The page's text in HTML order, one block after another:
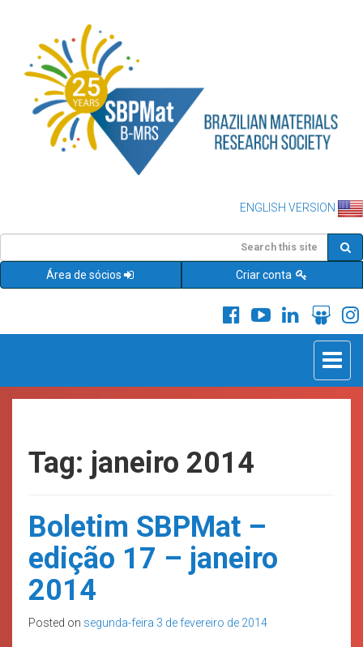
ENGLISH VERSION
Área de sócios Criar conta
Toggle
Tag: janeiro 2014
Boletim SBPMat –
edição 17 – janeiro
2014
Posted on segunda-feira 3 de fevereiro de 2014